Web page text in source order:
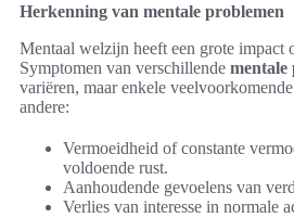
Herkenning van mentale problemen
Mentaal welzijn heeft een grote impact
Symptomen van verschillende mentale
variëren, maar enkele
andere:
Vermoeidheid of constante
voldoende rust.
Aanhoudende gevoelens van
Verlies van interesse in normale